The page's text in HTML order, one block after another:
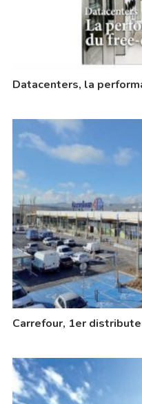
Datacenters, la
Carrefour, 1er